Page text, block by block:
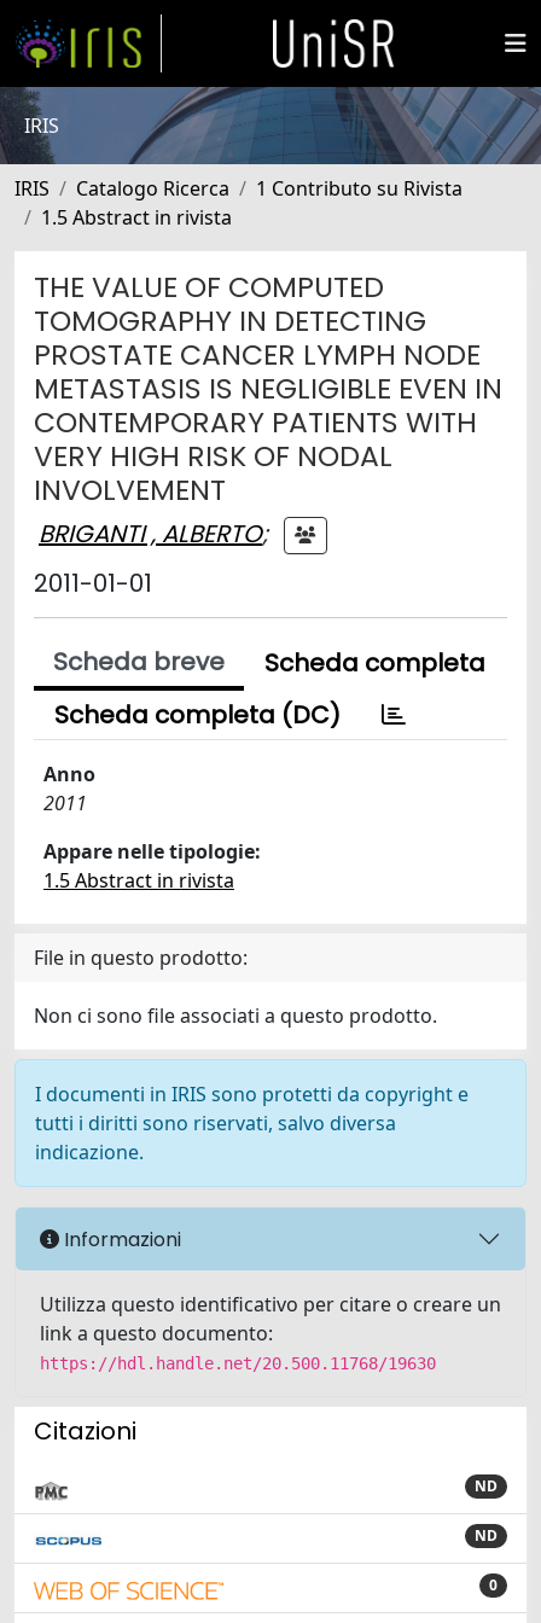
IRIS
IRIS Catalogo Ricerca
1 Contributo su Rivista
1.5 Abstract in rivista
THE VALUE OF COMPUTED
TOMOGRAPHY IN DETECTING
PROSTATE CANCER LYMPH NODE
METASTASIS IS NEGLIGIBLE EVEN IN
CONTEMPORARY PATIENTS WITH
VERY HIGH RISK OF NODAL
INVOLVEMENT
BRIGANTI , ALBERTO;
2011-01-01
Scheda breve
Scheda completa
Scheda completa (DC)
Anno
2011
Appare nelle tipologie:
1.5 Abstract in rivista
File in questo prodotto:
Non ci sono file associati a questo prodotto.
I documenti in IRIS sono protetti da copyright e
tutti i diritti sono riservati, salvo diversa
indicazione.
Informazioni
Utilizza questo identificativo per citare o creare un
link a questo documento:
https://hdl.handle.net/20.500.11768/19630
Citazioni
ND
ND
0